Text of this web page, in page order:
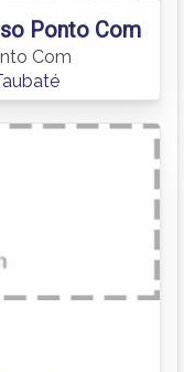
Ponto Com
Com